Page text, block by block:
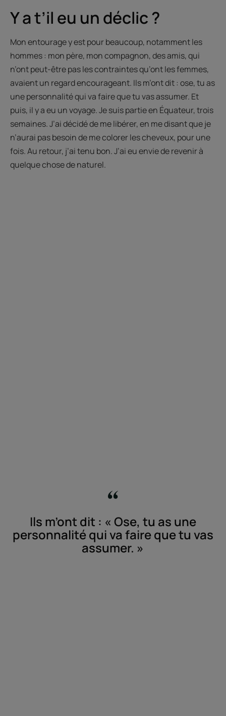
Y a t’il eu un déclic ?
Mon entourage y est pour beaucoup, notamment les
hommes : mon père, mon compagnon, des amis, qui
n’ont peut-être pas les contraintes qu’ont les femmes,
avaient un regard encourageant. Ils m’ont dit : ose, tu as
une personnalité qui va faire que tu vas assumer. Et
puis, il y a eu un voyage. Je suis partie en Équateur, trois
semaines. J’ai décidé de me libérer, en me disant que je
n’aurai pas besoin de me colorer les cheveux, pour une
fois. Au retour, j’ai tenu bon. J’ai eu envie de revenir à
quelque chose de naturel.
Ils m’ont dit : « Ose, tu as une
personnalité qui va faire que tu vas
assumer. »